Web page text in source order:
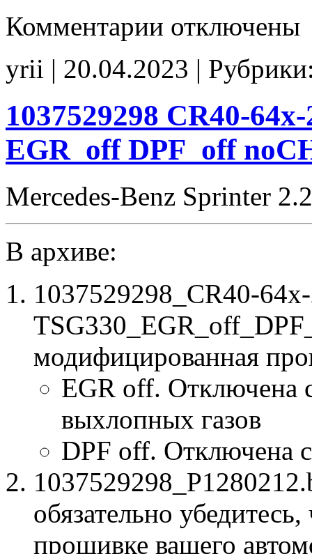
Комментарии записи
Adblue_off
noCHK
отключены
yrii | 20.04.2023 |
1037529298 CR40-
EGR_off DPF_off
Mercedes-Benz Sprinter
В архиве:
1037529298_CR40-
модифицированная
EGR off. Отключена
выхлопных газов
DPF off. Отключена
обязательно
прошивке вашего